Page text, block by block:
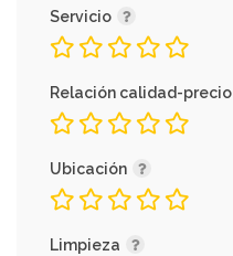
Servicio
Relación calidad-precio
Ubicación
Limpieza